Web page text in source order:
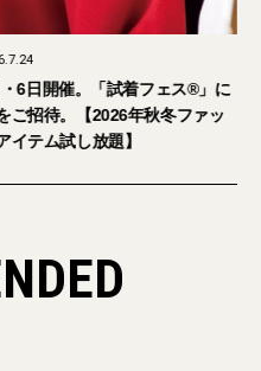
6日開催。「試着フェス®︎」に
ご招待。【2026年秋冬ファッ
イテム試し放題】